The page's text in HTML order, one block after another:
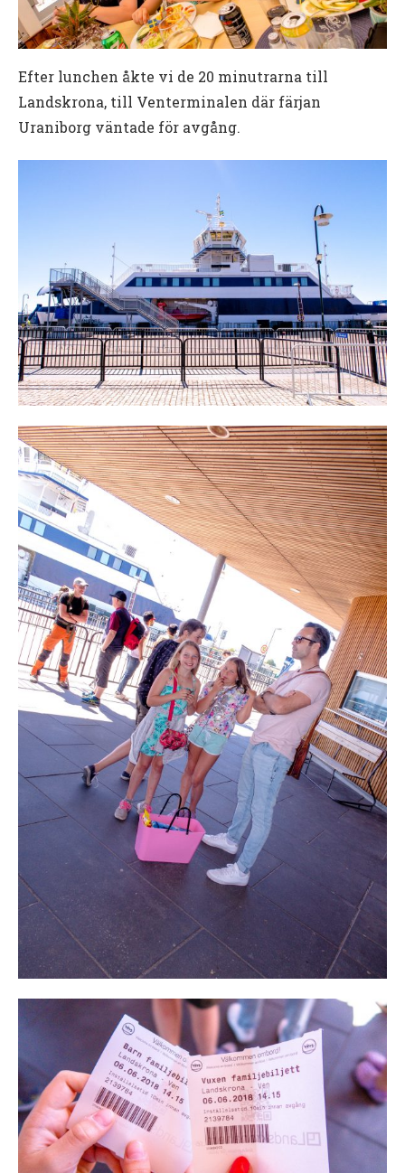
Efter lunchen åkte vi de 20 minutrarna till
Landskrona, till Venterminalen där färjan
Uraniborg väntade för avgång.